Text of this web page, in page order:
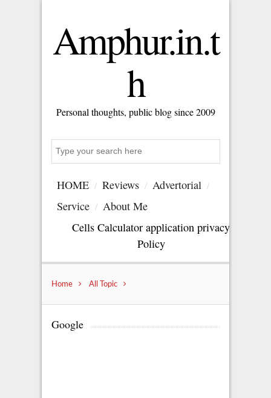
Amphur.in.t
h
Personal thoughts, public blog since 2009
e
HOME Reviews
Advertorial
Service
About Me
Cells Calculator application privacy
Policy
Home All Topic
Google